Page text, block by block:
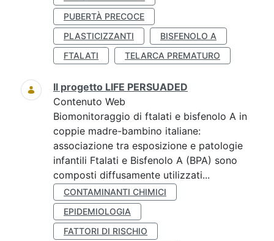
PUBERTÀ PRECOCE
PLASTICIZZANTI
BISFENOLO A
FTALATI
TELARCA PREMATURO
Il progetto LIFE PERSUADED
Contenuto Web
Biomonitoraggio di ftalati e bisfenolo A in
coppie madre-bambino italiane:
associazione tra esposizione e patologie
infantili Ftalati e Bisfenolo A (BPA) sono
composti diffusamente utilizzati...
CONTAMINANTI CHIMICI
EPIDEMIOLOGIA
FATTORI DI RISCHIO